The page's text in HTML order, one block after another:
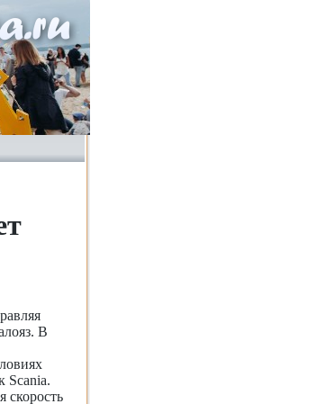
В
Scania.
скорость